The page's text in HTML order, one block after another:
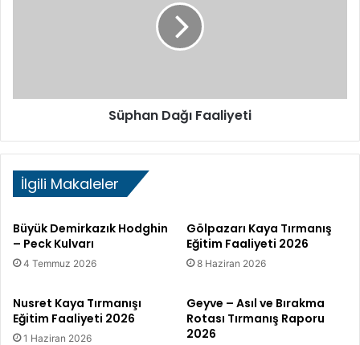
y
ı
t
ı
ğ
i
e
i
Süphan Dağı Faaliyeti
İlgili Makaleler
Büyük Demirkazık Hodghin
– Peck Kulvarı
4 Temmuz 2026
Gölpazarı Kaya Tırmanış
Eğitim Faaliyeti 2026
8 Haziran 2026
Nusret Kaya Tırmanışı
Eğitim Faaliyeti 2026
1 Haziran 2026
Geyve – Asıl ve Bırakma
Rotası Tırmanış Raporu
2026